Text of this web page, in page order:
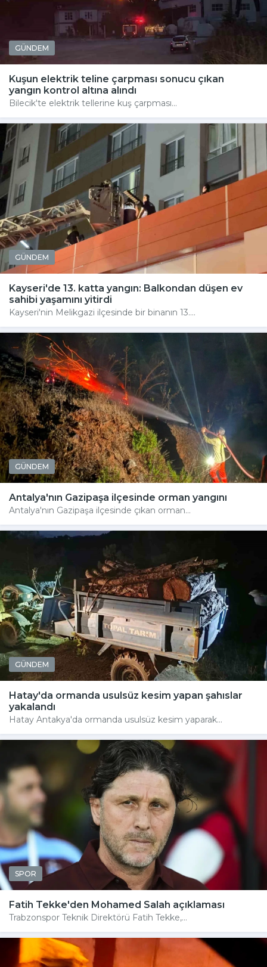
GÜNDEM
Kuşun elektrik teline çarpması sonucu çıkan
yangın kontrol altına alındı
Bilecik'te elektrik tellerine kuş çarpması...
GÜNDEM
Kayseri'de 13. katta yangın: Balkondan düşen ev
sahibi yaşamını yitirdi
Kayseri'nin Melikgazi ilçesinde bir binanın 13....
GÜNDEM
Antalya'nın Gazipaşa ilçesinde orman yangını
Antalya'nın Gazipaşa ilçesinde çıkan orman...
GÜNDEM
Hatay'da ormanda usulsüz kesim yapan şahıslar
yakalandı
Hatay Antakya'da ormanda usulsüz kesim yaparak...
SPOR
Fatih Tekke'den Mohamed Salah açıklaması
Trabzonspor Teknik Direktörü Fatih Tekke,...